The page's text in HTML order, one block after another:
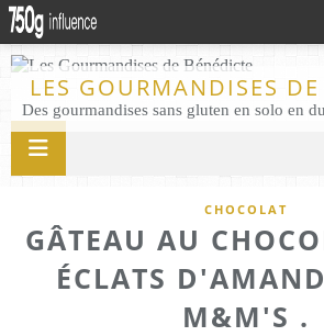
LES GOURMANDISES
CHOCOLAT
GÂTEAU AU
ÉCLATS
M&M'S .